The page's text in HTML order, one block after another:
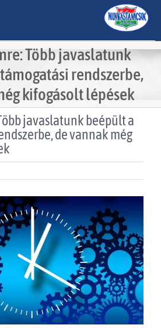
Több javaslatunk
rendszerbe,
kifogásolt lépések
javaslatunk beépült a
de vannak még